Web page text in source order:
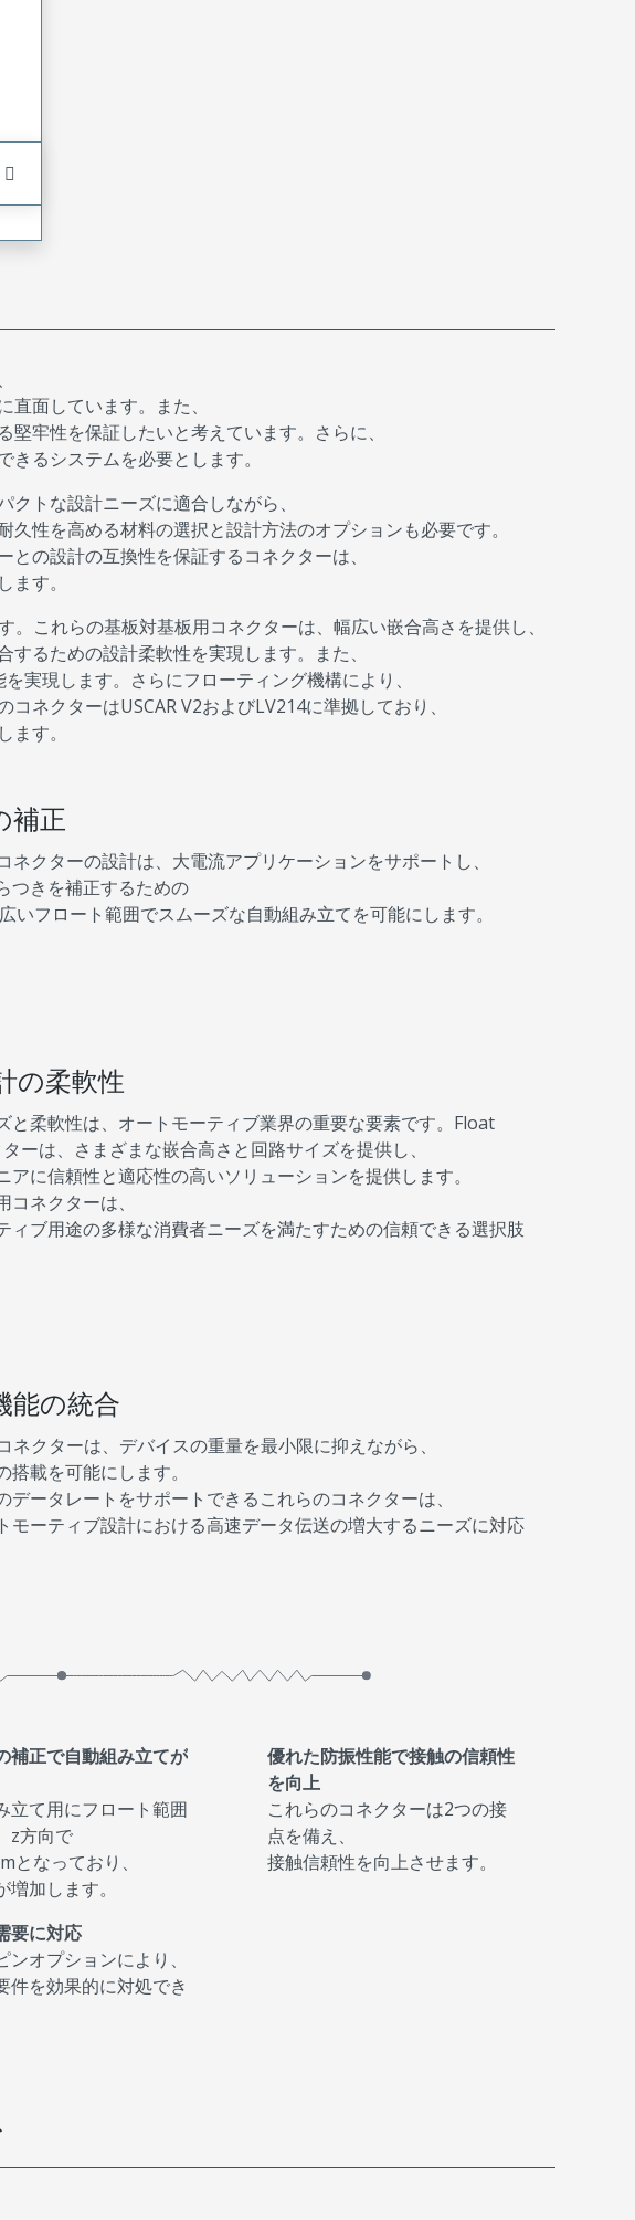
面しています。また、
牢性を保証したいと考えています。さらに、
るシステムを必要とします。
トな設計ニーズに適合しながら、
性を高める材料の選択と設計方法のオプションも必要です。
の設計の互換性を保証するコネクターは、
す。
これらの基板対基板用コネクターは、幅広い嵌合高さを提供し、
るための設計柔軟性を実現します。また、
実現します。さらにフローティング機構により、
ネクターはUSCAR V2およびLV214に準拠しており、
す。
補正
ネクターの設計は、大電流アプリケーションをサポートし、
つきを補正するための
いフロート範囲でスムーズな自動組み立てを可能にします。
の柔軟性
と柔軟性は、オートモーティブ業界の重要な要素です。Float
ーは、さまざまな嵌合高さと回路サイズを提供し、
アに信頼性と適応性の高いソリューションを提供します。
コネクターは、
ィブ用途の多様な消費者ニーズを満たすための信頼できる選択肢
能の統合
ネクターは、デバイスの重量を最小限に抑えながら、
搭載を可能にします。
データレートをサポートできるこれらのコネクターは、
モーティブ設計における高速データ伝送の増大するニーズに対応
補正で自動組み立てが
立て用にフロート範囲
z方向で
となっており、
増加します。
要に対応
ンオプションにより、
件を効果的に対処でき
優れた防振性能で接触の信頼性
を向上
これらのコネクターは2つの接
点を備え、
接触信頼性を向上させます。